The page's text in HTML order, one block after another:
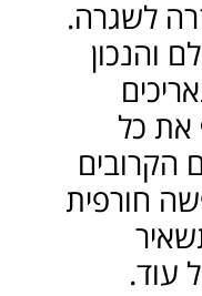
לשגרה.
והנכון
את כל
הקרובים
חורפית
עוד.